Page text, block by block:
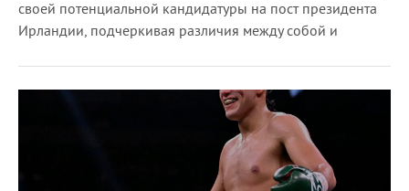
своей потенциальной кандидатуры на пост президента
Ирландии, подчеркивая различия между собой и